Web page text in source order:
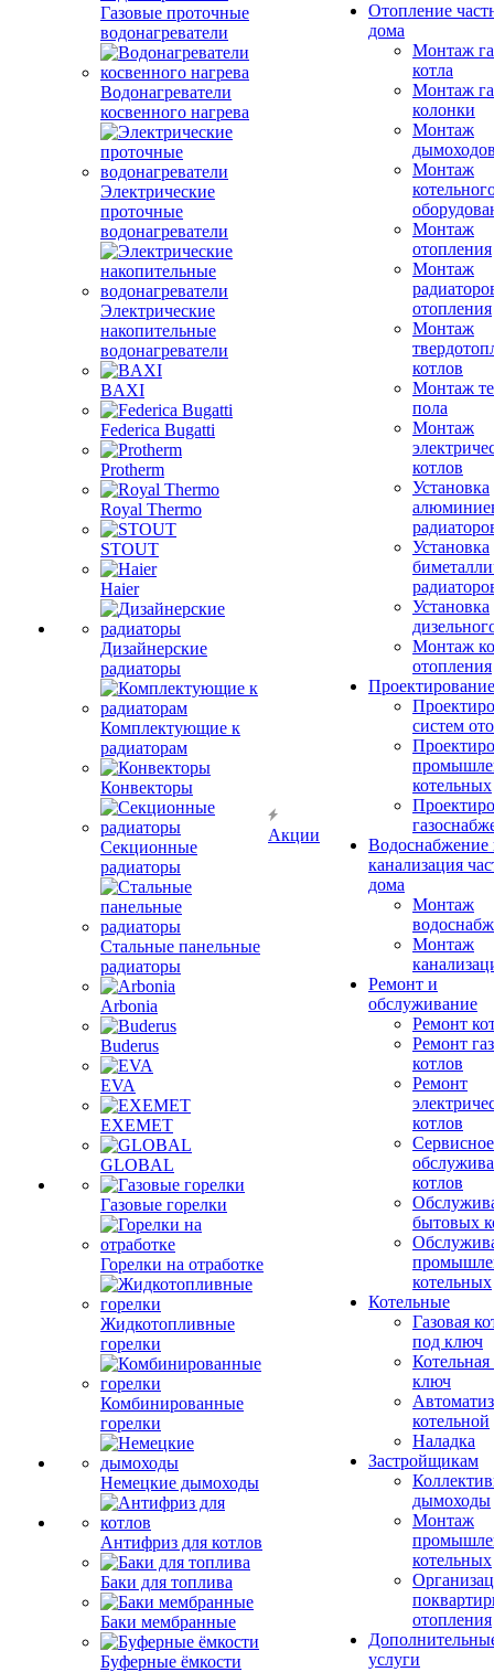
Газовые проточные
водонагреватели
Водонагреватели
косвенного нагрева
Электрические
проточные
водонагреватели
Электрические
накопительные
водонагреватели
BAXI
Federica Bugatti
Protherm
Royal Thermo
STOUT
Haier
Дизайнерские
радиаторы
Комплектующие к
радиаторам
Конвекторы
Секционные
радиаторы
Стальные панельные
радиаторы
Arbonia
Buderus
EVA
EXEMET
GLOBAL
Газовые горелки
Горелки на отработке
Жидкотопливные
горелки
Комбинированные
горелки
Немецкие дымоходы
Антифриз для котлов
Баки для топлива
Баки мембранные
Буферные ёмкости
Акции
Отопление
дома
Монтаж
котла
Монтаж
колонки
Монтаж
Монтаж
Монтаж
отопления
Монтаж
отопления
Монтаж
котлов
Монтаж
пола
Монтаж
котлов
Установка
Установка
Установка
Монтаж
отопления
Проектирование
систем
котельных
Водоснабжение
канализация
дома
Монтаж
Монтаж
Ремонт и
обслуживание
Ремонт
Ремонт
котлов
Ремонт
котлов
Сервисное
котлов
бытовых
котельных
Котельные
Газовая
под ключ
ключ
котельной
Наладка
Застройщикам
дымоходы
Монтаж
котельных
отопления
услуги